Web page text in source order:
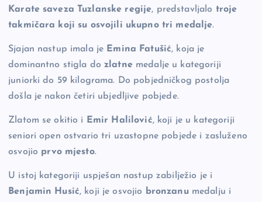
Karate saveza Tuzlanske regije, predstavljalo troje
takmičara koji su osvojili ukupno tri medalje.
Sjajan nastup imala je Emina Fatušić, koja je
dominantno stigla dozlatnemedalje u kategoriji
juniorki do 59 kilograma. Do pobjedničkog postolja
došla je nakon četiri ubjedljive pobjede.
Zlatom se okitio i Emir Halilović, koji je u kategoriji
seniori open ostvario tri uzastopne pobjede i zasluženo
osvojio prvo mjesto.
U istoj kategoriji uspješan nastup zabilježio je i
Benjamin Husić, koji je osvojio bronzanumedalju i